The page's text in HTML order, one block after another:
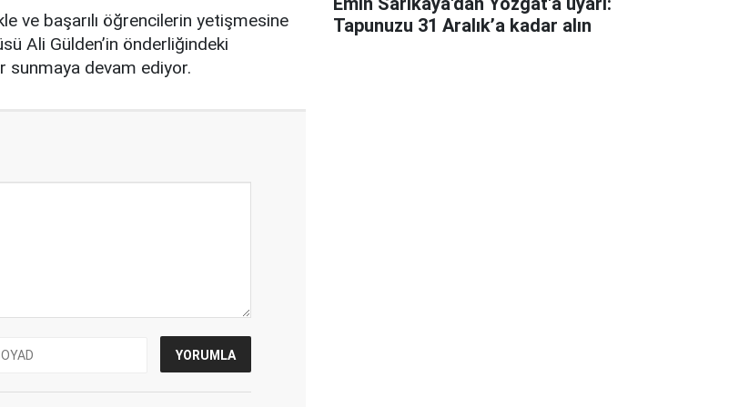
ve başarılı öğrencilerin yetişmesine
Ali Gülden’in önderliğindeki
sunmaya devam ediyor.
Tapunuzu 31 Aralık’a kadar alın